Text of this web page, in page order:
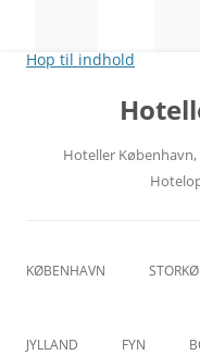
Hop til indhold
Hoteller
KØBENHAVN
CITY
JYLLAND FYN